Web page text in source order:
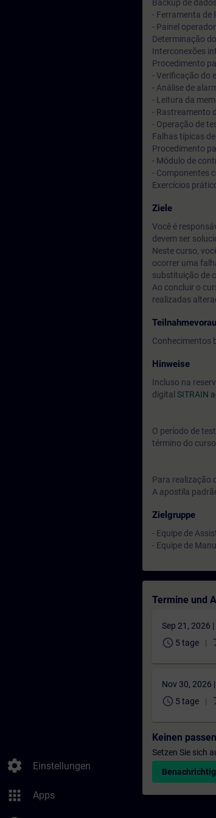
settings Einstellungen
apps Apps
Backup de
- Ferramenta de
- Painel
Determinação
Interconexões
Procedimento
- Verificação do
- Análise de
- Leitura da
- Rastreamento
- Operação de
Falhas típicas
Procedimento
- Módulo de
- Componentes
Exercícios
Ziele
Você é
devem ser
Neste curso,
ocorrer uma
substituição de
Ao concluir o
realizadas
Conhecimentos
Hinweise
Incluso na
digital SITRAIN
O período de
término do curso.
Para realização
A apostila
Zielgruppe
- Equipe de
- Equipe de
Termine und
Sep 21, 2026
schedule 5 tage
Nov 30, 2026
schedule 5 tage
Keinen
Setzen Sie sich